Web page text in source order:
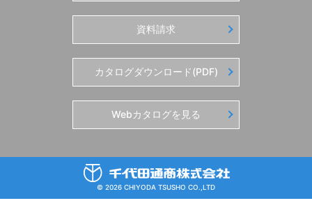
資料請求
カタログダウンロード(PDF)
Webカタログを見る
© 2026 CHIYODA TSUSHO CO.,LTD